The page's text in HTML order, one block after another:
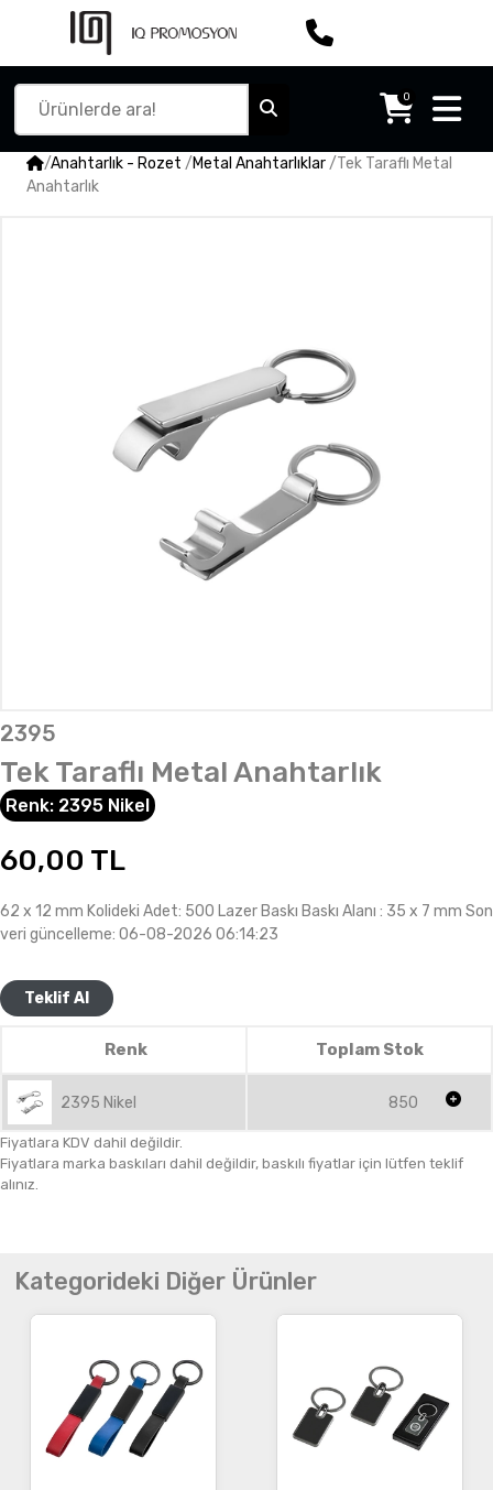
0
/Anahtarlık - Rozet /Metal Anahtarlıklar/Tek Taraflı Metal
Anahtarlık
2395
Tek Taraflı Metal Anahtarlık
Renk: 2395 Nikel
60,00 TL
62 x 12 mm Kolideki Adet: 500 Lazer Baskı Baskı Alanı : 35 x 7 mm Son
veri güncelleme: 06-08-2026 06:14:23
Teklif Al
Renk Toplam Stok
2395 Nikel 850
Fiyatlara KDV dahil değildir.
Fiyatlara marka baskıları dahil değildir, baskılı fiyatlar için lütfen teklif
alınız.
Kategorideki Diğer Ürünler